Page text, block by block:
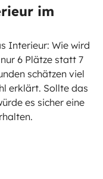
im
Interieur: Wie wird
6 Plätze statt 7
schätzen viel
erklärt. Sollte das
es sicher eine